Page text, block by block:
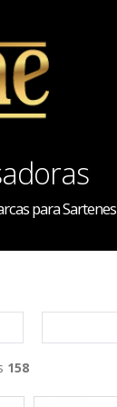
para Sartenes
158